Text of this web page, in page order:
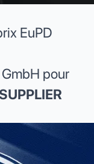
EuPD
pour